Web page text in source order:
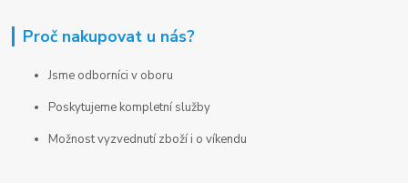
Proč nakupovat u nás?
Jsme odborníci v oboru
Poskytujeme kompletní služby
Možnost vyzvednutí zboží i o víkendu